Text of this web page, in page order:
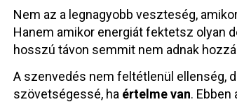
Nem az a legnagyobb veszteség,
Hanem amikor energiát fektetsz olyan
hosszú távon semmit nem adnak
A szenvedés nem feltétlenül ellenség,
szövetségessé, ha értelme van. Ebben